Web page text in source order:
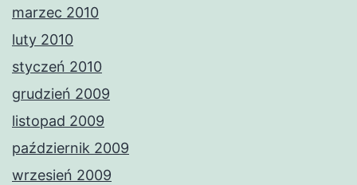
marzec 2010
luty 2010
styczeń 2010
grudzień 2009
listopad 2009
październik 2009
wrzesień 2009